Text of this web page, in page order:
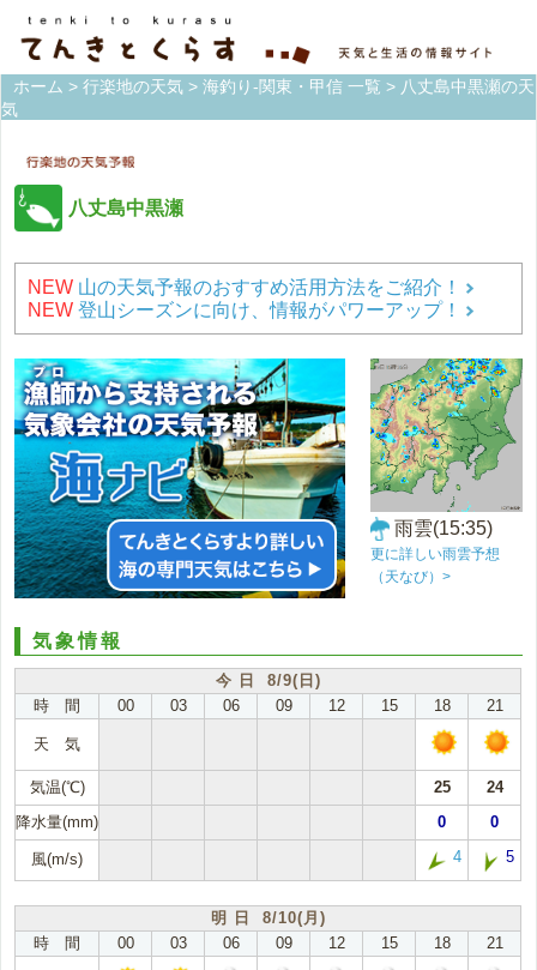
ホーム > 行楽地の天気 > 海釣り-関東・甲信 一覧 > 八丈島中黒瀬の天
気
八丈島中黒瀬
NEW 山の天気予報のおすすめ活用方法をご紹介！
NEW 登山シーズンに向け、情報がパワーアップ！
雨雲(15:35)
更に詳しい雨雲予想
（天なび）>
気象情報
今 日 8/9(日)
時 間
00 03 06 09 12 15 18 21
天 気
気温(℃) 25
24
降水量(mm)
0 0
風(m/s) 4 5
明 日 8/10(月)
時 間
00 03 06 09 12 15 18 21